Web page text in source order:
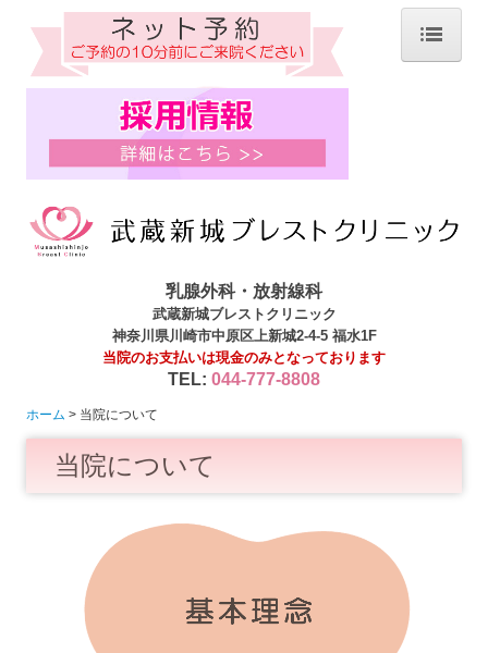
ホーム
当院について
診療内容
当院で施行可能な検査
マンモグラフィ検診 施設・画像認定施設
医療DX推進加算について
オンライン資格確認
乳房ドック(自費検診)
川崎市乳がん検診
初めての方へ
施設・設備のご案内
アクセス
乳腺外科・放射線科
武蔵新城ブレストクリニック
神奈川県川崎市中原区上新城2-4-5 福水1F
当院のお支払いは現金のみとなっております
TEL: 044-777-8808
ホーム 当院について
当院について